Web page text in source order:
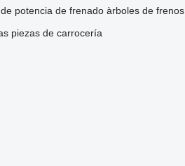
potencia de frenado àrboles de frenos
piezas de carrocería